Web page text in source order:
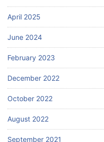
April 2025
June 2024
February 2023
December 2022
October 2022
August 2022
September 2021